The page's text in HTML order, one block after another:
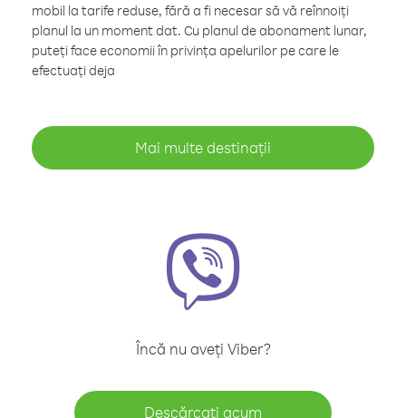
mobil la tarife reduse, fără a fi necesar să vă reînnoiți
planul la un moment dat. Cu planul de abonament lunar,
puteți face economii în privința apelurilor pe care le
efectuați deja
Mai multe destinații
Încă nu aveți Viber?
Descărcați acum